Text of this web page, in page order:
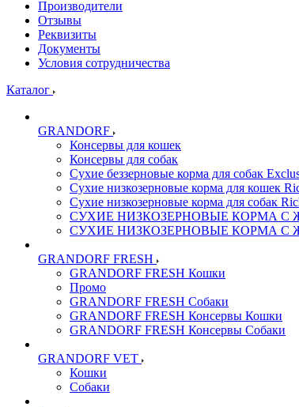
Производители
Отзывы
Реквизиты
Документы
Условия сотрудничества
Каталог
GRANDORF
Консервы для кошек
Консервы для собак
Сухие беззерновые корма для собак
Сухие низкозерновые корма для кошек
Сухие низкозерновые корма для собак
СУХИЕ НИЗКОЗЕРНОВЫЕ КОРМА С
СУХИЕ НИЗКОЗЕРНОВЫЕ КОРМА С
GRANDORF FRESH
GRANDORF FRESH Кошки
Промо
GRANDORF FRESH Собаки
GRANDORF FRESH Консервы Кошки
GRANDORF FRESH Консервы Собаки
GRANDORF VET
Кошки
Собаки